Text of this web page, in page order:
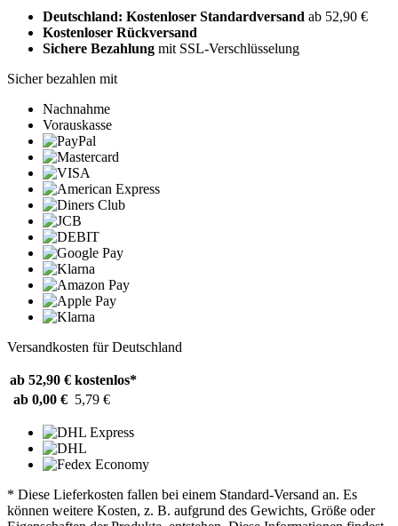
Deutschland: Kostenloser Standardversand ab 52,90 €
Kostenloser Rückversand
Sichere Bezahlung mit SSL-Verschlüsselung
Sicher bezahlen mit
Nachnahme
Vorauskasse
Versandkosten für Deutschland
ab 52,90 € kostenlos*
ab 0,00 € 5,79 €
* Diese Lieferkosten fallen bei einem Standard-Versand an. Es
können weitere Kosten, z. B. aufgrund des Gewichts, Größe oder